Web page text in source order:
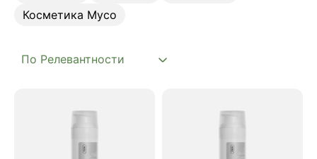
Косметика Myco
Для волос
Косметика Myco